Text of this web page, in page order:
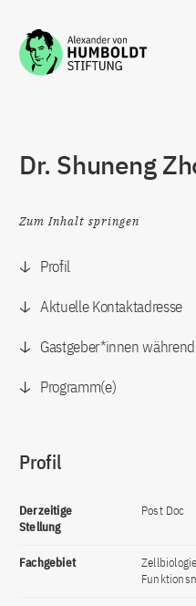
Zum Inhalt springen
Dr. Shuneng
Zum Inhalt springen
Profil
Aktuelle Kontaktadresse
Gastgeber*innen
Programm(e)
Profil
Derzeitige
Stellung
Post Doc
Fachgebiet